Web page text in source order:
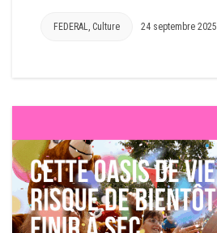
FEDERAL, Culture 24 septembre 2025